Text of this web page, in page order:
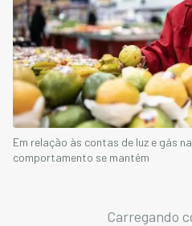
Em relação às contas de luz e gás
comportamento se mantém
Carregando